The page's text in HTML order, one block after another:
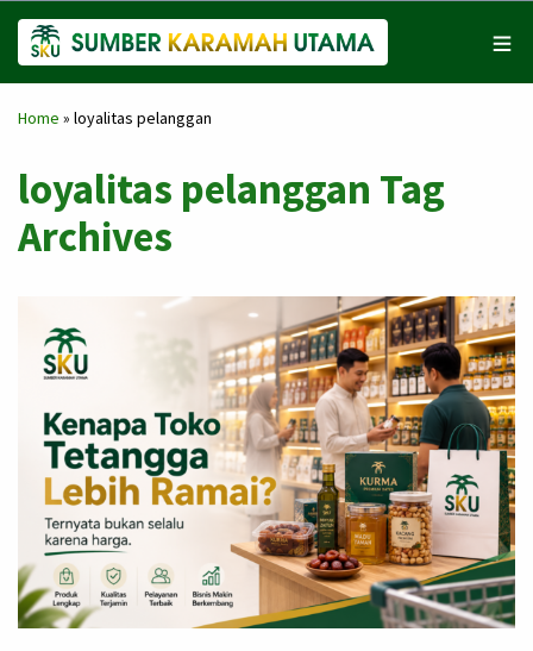
Home » loyalitas pelanggan
loyalitas pelanggan Tag
Archives